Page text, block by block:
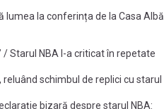
lumea la conferința de la Casa Albă
Starul NBA l-a criticat în repetate
contracandidații
schimbul de replici cu starul
bizară despre starul NBA: